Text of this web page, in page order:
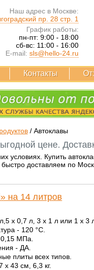
Наш адрес в Москве:
пр. 28 стр. 1
График работы:
пн-пт: 9:00 - 18:00
сб-вс: 11:00 - 16:00
E-mail: sls@hello-24.ru
Контакты
/ Автоклавы
цене.
условиях. Купить
доставляем по
на 14 литров
x 0,7 л, 3 x 1 л или 1 x 3
- 120 °С.
МПа.
- ДА.
плиты всех типов.
x 43 см, 6,3 кг.